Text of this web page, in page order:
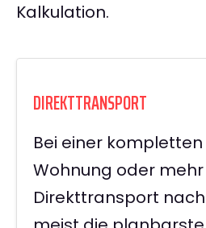
Kalkulation.
DIREKTTRANSPORT
Bei einer
Wohnung oder
Direkttransport